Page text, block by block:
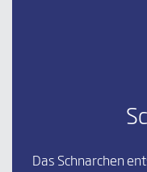
Das Schnarchen